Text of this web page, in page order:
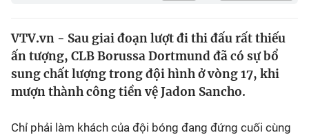
Chân dung
Sự kiện
Bóng đá
VTV.vn - Sau giai đoạn lượt đi thi đấu rất thiếu
ấn tượng, CLB Borussa Dortmund đã có sự bổ
sung chất lượng trong đội hình ở vòng 17, khi
mượn thành công tiền vệ Jadon Sancho.
Chỉ phải làm khách của đội bóng đang đứng cuối cùng